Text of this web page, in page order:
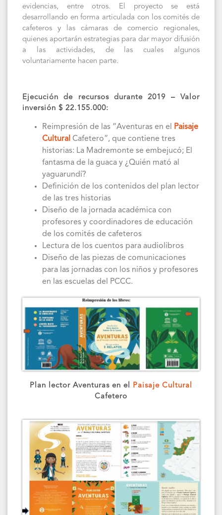
evidencias, entre otros. El proyecto se está
desarrollando en forma articulada con los comités de
cafeteros y las cámaras de comercio regionales,
quienes aportarán estrategias para dar mayor difusión
a las actividades, de las cuales algunos
voluntariamente hacen parte.
Ejecución de recursos durante 2019 – Valor
inversión $ 22.155.000:
Reimpresión de las “Aventuras en el
Paisaje
Cultural Cafetero”, que contiene tres
historias: La Madremonte se embejucó; El
fantasma de la guaca y ¿Quién mató al
yaguarundí?
Definición de los contenidos del plan lector
de las tres historias
Diseño de la jornada académica con
profesores y coordinadores de educación
de los comités de cafeteros
Lectura de los cuentos para audiolibros
Diseño de las piezas de comunicaciones
para las jornadas con los niños y profesores
en las escuelas del PCCC.
Plan lector Aventuras en el Paisaje Cultural
Cafetero